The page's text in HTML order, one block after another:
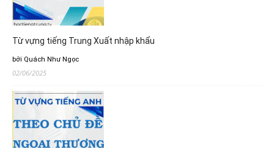
Từ vựng tiếng Trung Xuất nhập khẩu
bởi Quách Như Ngọc
02/06/2025